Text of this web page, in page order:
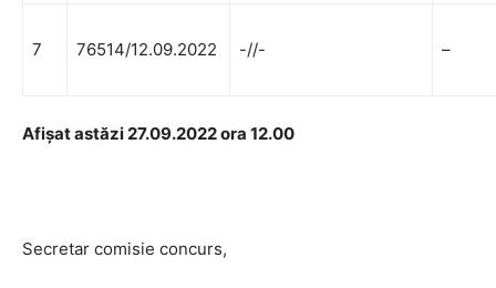
7 76514/12.09.2022 -//- –
Afișat astăzi 27.09.2022 ora 12.00
Secretar comisie concurs,